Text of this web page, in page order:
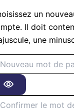
un
Il doit
une